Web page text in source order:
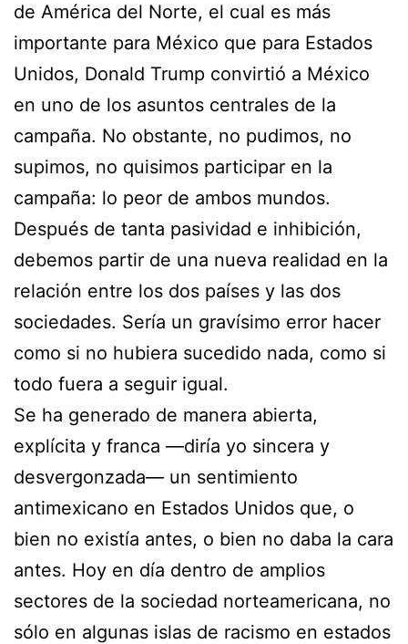
de América del Norte, el cual es más
importante para México que para Estados
Unidos, Donald Trump convirtió a México
en uno de los asuntos centrales de la
campaña. No obstante, no pudimos, no
supimos, no quisimos participar en la
campaña: lo peor de ambos mundos.
Después de tanta pasividad e inhibición,
debemos partir de una nueva realidad en la
relación entre los dos países y las dos
sociedades. Sería un gravísimo error hacer
como si no hubiera sucedido nada, como si
todo fuera a seguir igual.
Se ha generado de manera abierta,
explícita y franca —diría yo sincera y
desvergonzada— un sentimiento
antimexicano en Estados Unidos que, o
bien no existía antes, o bien no daba la cara
antes. Hoy en día dentro de amplios
sectores de la sociedad norteamericana, no
sólo en algunas islas de racismo en estados